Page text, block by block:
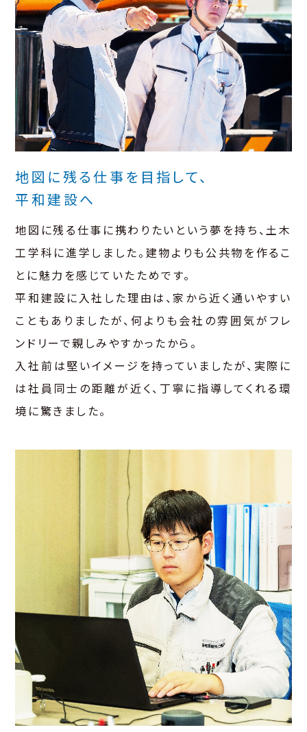
地図に残る仕事を目指して、
平和建設へ
地図に残る仕事に携わりたいという夢を持ち、土木
工学科に進学しました。建物よりも公共物を作るこ
とに魅力を感じていたためです。
平和建設に入社した理由は、家から近く通いやすい
こともありましたが、何よりも会社の雰囲気がフレ
ンドリーで親しみやすかったから。
入社前は堅いイメージを持っていましたが、実際に
は社員同士の距離が近く、丁寧に指導してくれる環
境に驚きました。